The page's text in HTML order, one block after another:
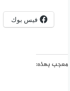
فيس بوك
معجب بهذه: